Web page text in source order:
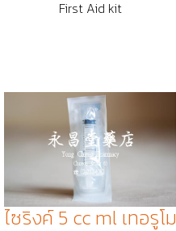
First Aid kit
ไซริงค์ 5 cc ml เทอรูโม